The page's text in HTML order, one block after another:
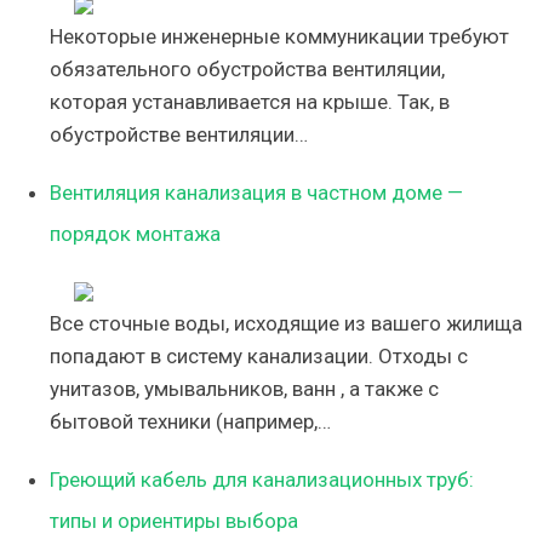
Некоторые инженерные коммуникации требуют
обязательного обустройства вентиляции,
которая устанавливается на крыше. Так, в
обустройстве вентиляции…
Вентиляция канализация в частном доме —
порядок монтажа
Все сточные воды, исходящие из вашего жилища
попадают в систему канализации. Отходы с
унитазов, умывальников, ванн , а также с
бытовой техники (например,…
Греющий кабель для канализационных труб:
типы и ориентиры выбора